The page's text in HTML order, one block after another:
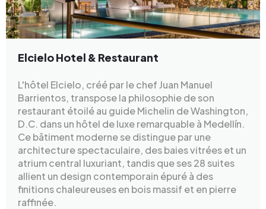
Elcielo Hotel & Restaurant
L'hôtel Elcielo, créé par le chef Juan Manuel
Barrientos, transpose la philosophie de son
restaurant étoilé au guide Michelin de Washington,
D.C. dans un hôtel de luxe remarquable à Medellín.
Ce bâtiment moderne se distingue par une
architecture spectaculaire, des baies vitrées et un
atrium central luxuriant, tandis que ses 28 suites
allient un design contemporain épuré à des
finitions chaleureuses en bois massif et en pierre
raffinée.